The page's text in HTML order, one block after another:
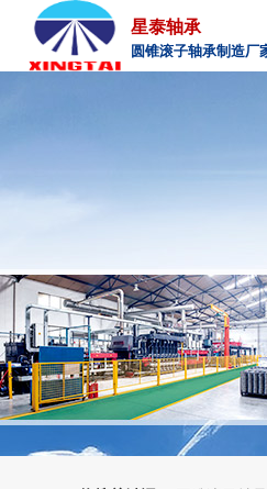
星泰轴承
圆锥滚子轴承制造厂